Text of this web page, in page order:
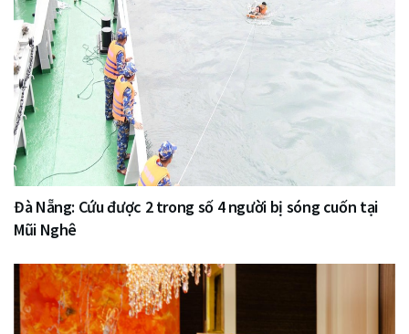
Đà Nẵng: Cứu được 2 trong số 4 người bị sóng cuốn tại
Mũi Nghê